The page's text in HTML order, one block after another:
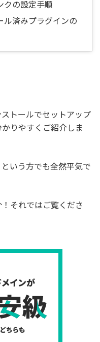
クの設定手順
ル済みプラグインの
トールでセットアップ
りやすくご紹介しま
いう方でも全然平気で
それではご覧くださ